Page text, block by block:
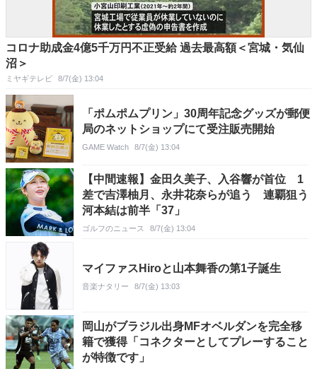
コロナ助成金4億5千万円不正受給 過去最高額＜宮城・気仙
沼＞
ミヤギテレビ 8/7(金) 13:04
「ポムポムプリン」30周年記念グッズが郵便
局のネットショップにて受注販売開始
GAME Watch 8/7(金) 13:04
【中間速報】金田久美子、入谷響が首位 1
差で吉澤柚月、永井花奈らが追う 連覇狙う
河本結は前半「37」
ゴルフのニュース 8/7(金) 13:04
マイファスHiroと山本舞香の第1子誕生
音楽ナタリー 8/7(金) 13:03
岡山がブラジル出身MFオベルダンを完全移
籍で獲得「コネクターとしてプレーすること
が特徴です」